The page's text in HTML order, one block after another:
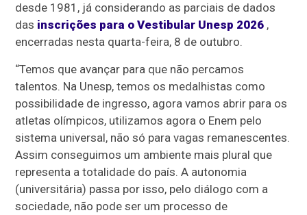
desde 1981, já considerando as parciais de dados
das inscrições para o Vestibular Unesp 2026 ,
encerradas nesta quarta-feira, 8 de outubro.
“Temos que avançar para que não percamos
talentos. Na Unesp, temos os medalhistas como
possibilidade de ingresso, agora vamos abrir para os
atletas olímpicos, utilizamos agora o Enem pelo
sistema universal, não só para vagas remanescentes.
Assim conseguimos um ambiente mais plural que
representa a totalidade do país. A autonomia
(universitária) passa por isso, pelo diálogo com a
sociedade, não pode ser um processo de